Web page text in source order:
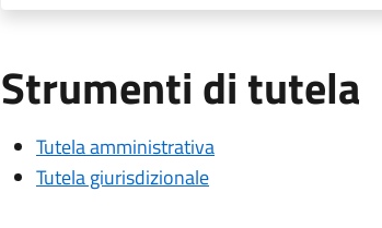
Strumenti di tutela
Tutela amministrativa
Tutela giurisdizionale